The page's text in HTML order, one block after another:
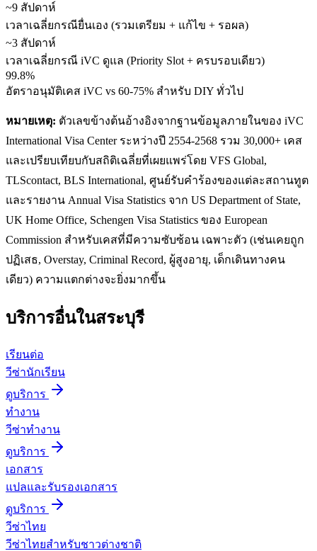
~9 สัปดาห์
เวลาเฉลี่ยกรณียื่นเอง (รวมเตรียม + แก้ไข + รอผล)
~3 สัปดาห์
เวลาเฉลี่ยกรณี iVC ดูแล (Priority Slot + ครบรอบเดียว)
99.8%
อัตราอนุมัติเคส iVC vs 60-75% สำหรับ DIY ทั่วไป
หมายเหตุ: ตัวเลขข้างต้นอ้างอิงจากฐานข้อมูลภายในของ iVC
International Visa Center ระหว่างปี 2554-2568 รวม 30,000+ เคส
และเปรียบเทียบกับสถิติเฉลี่ยที่เผยแพร่โดย VFS Global,
TLScontact, BLS International, ศูนย์รับคำร้องของแต่ละสถานทูต
และรายงาน Annual Visa Statistics จาก US Department of State,
UK Home Office, Schengen Visa Statistics ของ European
Commission สำหรับเคสที่มีความซับซ้อน เฉพาะตัว (เช่นเคยถูก
ปฏิเสธ, Overstay, Criminal Record, ผู้สูงอายุ, เด็กเดินทางคน
เดียว) ความแตกต่างจะยิ่งมากขึ้น
บริการอื่นในสระบุรี
เรียนต่อ
วีซ่านักเรียน
ดูบริการ
ทำงาน
วีซ่าทำงาน
ดูบริการ
เอกสาร
แปลและรับรองเอกสาร
ดูบริการ
วีซ่าไทย
วีซ่าไทยสำหรับชาวต่างชาติ